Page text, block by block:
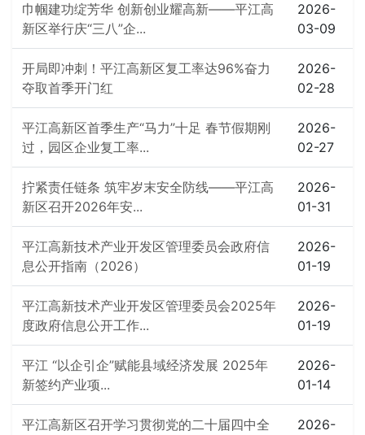
巾帼建功绽芳华 创新创业耀高新——平江高
新区举行庆“三八”企...
2026-
03-09
开局即冲刺！平江高新区复工率达96%奋力
夺取首季开门红
2026-
02-28
平江高新区首季生产“马力”十足 春节假期刚
过，园区企业复工率...
2026-
02-27
拧紧责任链条 筑牢岁末安全防线——平江高
新区召开2026年安...
2026-
01-31
平江高新技术产业开发区管理委员会政府信
息公开指南（2026）
2026-
01-19
平江高新技术产业开发区管理委员会2025年
度政府信息公开工作...
2026-
01-19
平江 “以企引企”赋能县域经济发展 2025年
新签约产业项...
2026-
01-14
平江高新区召开学习贯彻党的二十届四中全
2026-